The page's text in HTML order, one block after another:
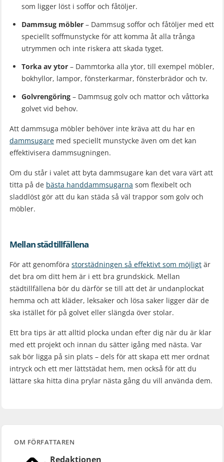
som ligger löst i soffor och fåtöljer.
Dammsug möbler – Dammsug soffor och fåtöljer med ett
speciellt soffmunstycke för att komma åt alla trånga
utrymmen och inte riskera att skada tyget.
Torka av ytor – Dammtorka alla ytor, till exempel möbler,
bokhyllor, lampor, fönsterkarmar, fönsterbrädor och tv.
Golvrengöring – Dammsug golv och mattor och våttorka
golvet vid behov.
Att dammsuga möbler behöver inte kräva att du har en
dammsugare med speciellt munstycke även om det kan
effektivisera dammsugningen.
Om du står i valet att byta dammsugare kan det vara värt att
titta på de bästa handdammsugarna som flexibelt och
sladdlöst gör att du kan städa så väl trappor som golv och
möbler.
Mellan städtillfällena
För att genomföra storstädningen så effektivt som möjligt är
det bra om ditt hem är i ett bra grundskick. Mellan
städtillfällena bör du därför se till att det är undanplockat
hemma och att kläder, leksaker och lösa saker ligger där de
ska istället för på golvet eller slängda över stolar.
Ett bra tips är att alltid plocka undan efter dig när du är klar
med ett projekt och innan du sätter igång med nästa. Var
sak bör ligga på sin plats – dels för att skapa ett mer ordnat
intryck och ett mer lättstädat hem, men också för att du
lättare ska hitta dina prylar nästa gång du vill använda dem.
OM FÖRFATTAREN
Redaktionen